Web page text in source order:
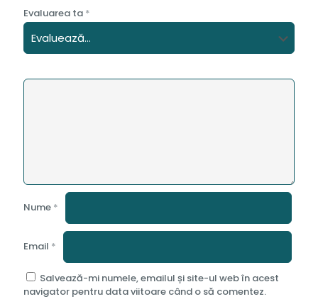
Evaluarea ta *
Nume *
Email *
Salvează-mi numele, emailul și site-ul web în acest
navigator pentru data viitoare când o să comentez.